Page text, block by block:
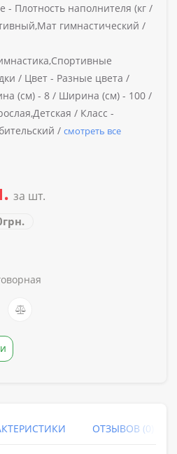
- Плотность наполнителя (кг /
гимнастический /
/ Цвет - Разные цвета /
(см) - 8 / Ширина (см) - 100 /
/ Класс -
/ смотреть все
за шт.
ОТЗЫВОВ (0)